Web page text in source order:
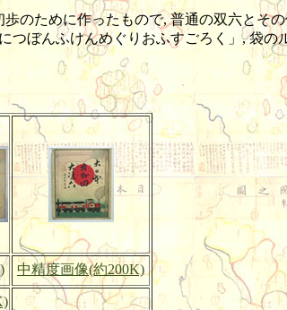
歩のために作ったもので, 普通の双六とそ
つぼんふけんめぐりおふすごろく」, 袋
中精度画像(約200K)